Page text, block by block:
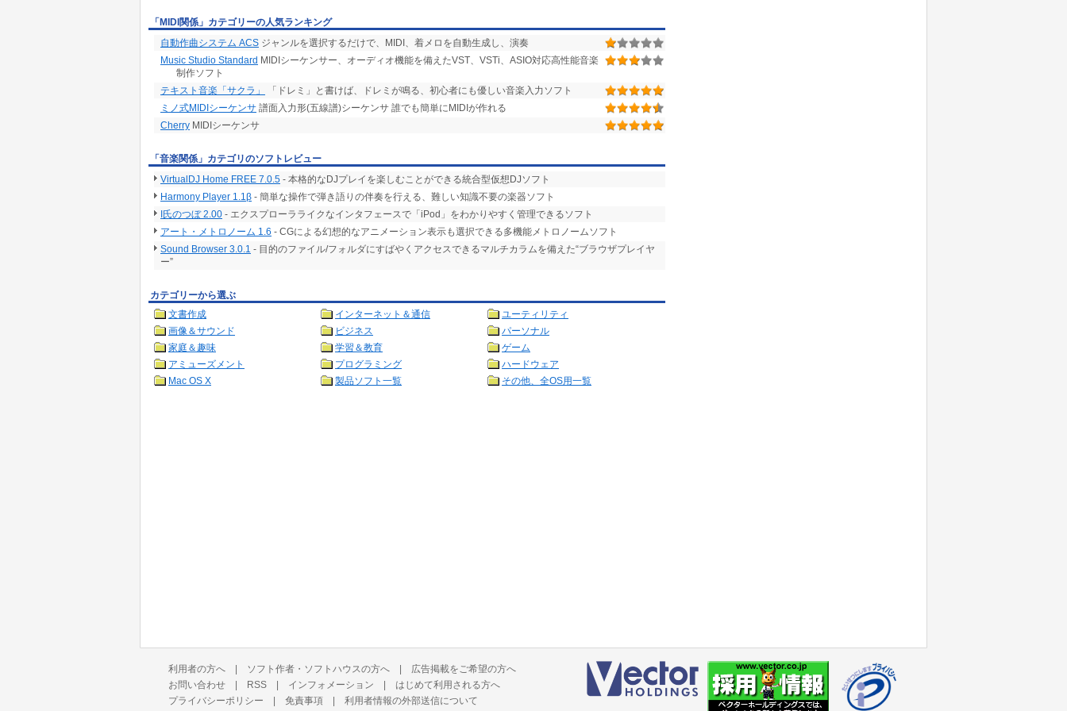
「MIDI関係」カテゴリーの人気ランキング
自動作曲システム ACS ジャンルを選択するだけで、MIDI、着メロを自動生成し、演奏
Music Studio Standard MIDIシーケンサー、オーディオ機能を備えたVST、VSTi、ASIO対応高性能音楽
制作ソフト
テキスト音楽「サクラ」
「ドレミ」と書けば、ドレミが鳴る、初心者にも優しい音楽入力ソフト
ミノ式MIDIシーケンサ 譜面入力形(五線譜)シーケンサ 誰でも簡単にMIDIが作れる
Cherry MIDIシーケンサ
「音楽関係」カテゴリのソフトレビュー
VirtualDJ Home FREE 7.0.5 - 本格的なDJプレイを楽しむことができる統合型仮想DJソフト
Harmony Player 1.1β - 簡単な操作で弾き語りの伴奏を行える、難しい知識不要の楽器ソフト
I氏のつぼ 2.00 - エクスプローラライクなインタフェースで「iPod」をわかりやすく管理できるソフト
アート・メトロノーム 1.6 - CGによる幻想的なアニメーション表示も選択できる多機能メトロノームソフト
Sound Browser 3.0.1 - 目的のファイル/フォルダにすばやくアクセスできるマルチカラムを備えた“ブラウザプレイヤ
ー”
カテゴリーから選ぶ
文書作成
インターネット＆通信
ユーティリティ
画像＆サウンド
ビジネス
パーソナル
家庭＆趣味
学習＆教育
ゲーム
アミューズメント
プログラミング
ハードウェア
Mac OS X
製品ソフト一覧 その他、全OS用一覧
利用者の方へ | ソフト作者・ソフトハウスの方へ | 広告掲載をご希望の方へ
お問い合わせ | RSS | インフォメーション | はじめて利用される方へ
プライバシーポリシー | 免責事項 | 利用者情報の外部送信について